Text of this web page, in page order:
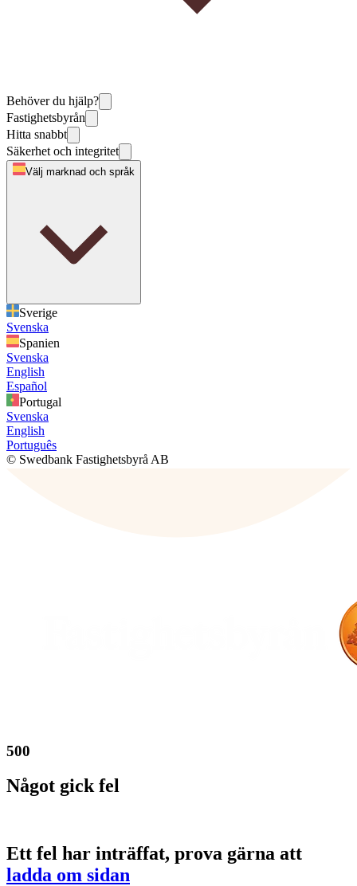
Behöver du hjälp?
Fastighetsbyrån
Hitta snabbt
Säkerhet och integritet
Välj marknad och språk
Sverige
Svenska
Spanien
Svenska
English
Español
Portugal
Svenska
English
Português
© Swedbank Fastighetsbyrå AB
500
Något gick fel
Ett fel har inträffat, prova gärna att
ladda om sidan